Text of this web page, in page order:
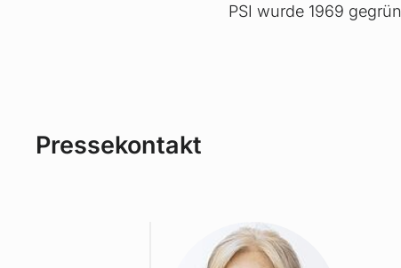
PSI wurde 1969
Pressekontakt